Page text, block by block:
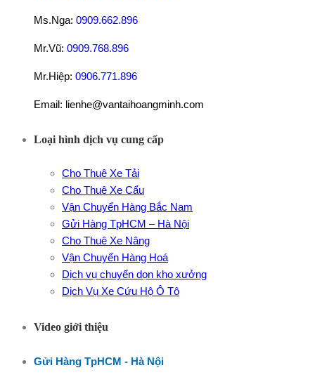
Ms.Nga: 0909.662.896
Mr.Vũ: 0909.768.896
Mr.Hiệp: 0906.771.896
Email: lienhe@vantaihoangminh.com
Loại hình dịch vụ cung cấp
Cho Thuê Xe Tải
Cho Thuê Xe Cẩu
Vận Chuyển Hàng Bắc Nam
Gửi Hàng TpHCM – Hà Nội
Cho Thuê Xe Nâng
Vận Chuyển Hàng Hoá
Dịch vụ chuyển dọn kho xưởng
Dịch Vụ Xe Cứu Hộ Ô Tô
Video giới thiệu
Gửi Hàng TpHCM - Hà Nội